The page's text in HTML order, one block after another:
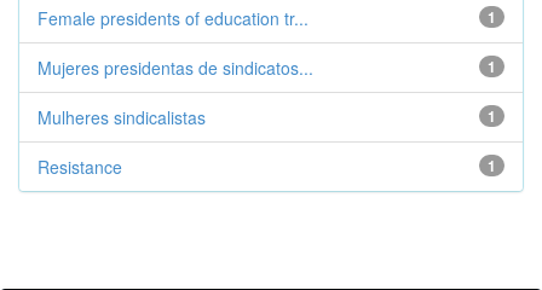
1
Female presidents of education tr...
1
Mujeres presidentas de sindicatos...
1
Mulheres sindicalistas
1
Resistance